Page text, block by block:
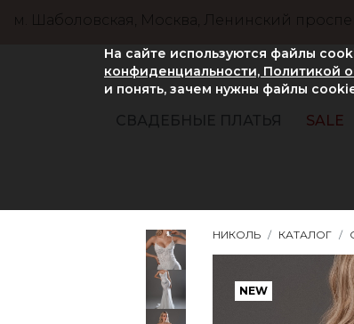
м. Шаболовская, Москва, Ленинский
СВАДЕБНЫЕ ПЛАТЬЯ SALE
НИКОЛЬ КАТАЛОГ
NEW
NEW
NEW
NEW
На сайте используются файлы
конфиденциальности, Политикой
и понять, зачем нужны файлы